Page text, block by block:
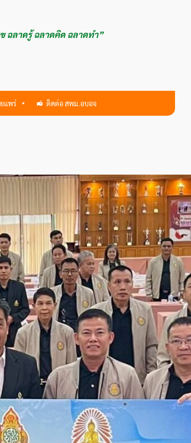
ฉลาดรู้ ฉลาดคิด ฉลาดทำ”
ยแพร่ ติดต่อ สพม.อบอจ